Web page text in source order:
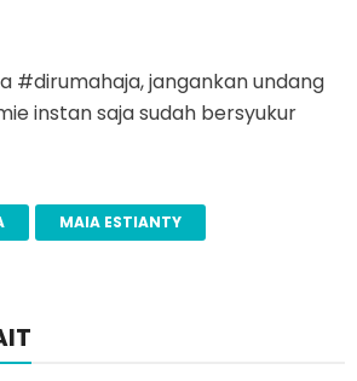
#dirumahaja, jangankan undang
instan saja sudah bersyukur
MAIA ESTIANTY